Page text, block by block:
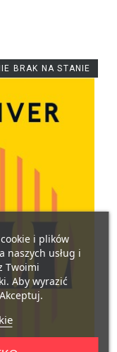
BRAK NA STANIE
i plików
naszych usług i
Twoimi
Aby wyrazić